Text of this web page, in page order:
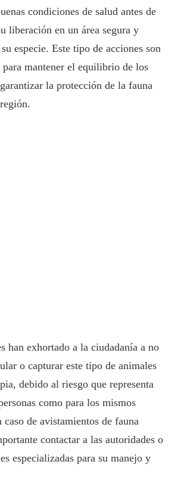
condiciones de salud antes de
liberación en un área segura y
especie. Este tipo de acciones son
para mantener el equilibrio de los
la protección de la fauna
han exhortado a la ciudadanía a no
o capturar este tipo de animales
debido al riesgo que representa
como para los mismos
caso de avistamientos de fauna
contactar a las autoridades o
especializadas para su manejo y